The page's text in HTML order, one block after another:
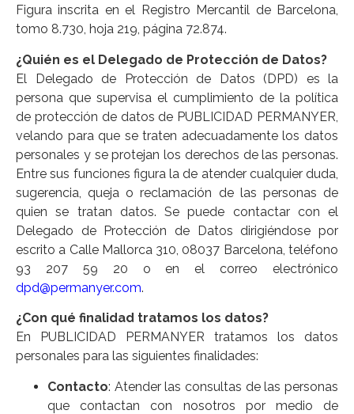
Figura inscrita en el Registro Mercantil de Barcelona,
tomo 8.730, hoja 219, página 72.874.
¿Quién es el Delegado de Protección de Datos?
El Delegado de Protección de Datos (DPD) es la
persona que supervisa el cumplimiento de la política
de protección de datos de PUBLICIDAD PERMANYER,
velando para que se traten adecuadamente los datos
personales y se protejan los derechos de las personas.
Entre sus funciones figura la de atender cualquier duda,
sugerencia, queja o reclamación de las personas de
quien se tratan datos. Se puede contactar con el
Delegado de Protección de Datos dirigiéndose por
escrito a Calle Mallorca 310, 08037 Barcelona, teléfono
93 207 59 20 o en el correo electrónico
dpd@permanyer.com.
¿Con qué finalidad tratamos los datos?
En PUBLICIDAD PERMANYER tratamos los datos
personales para las siguientes finalidades:
Contacto: Atender las consultas de las personas
que contactan con nosotros por medio de